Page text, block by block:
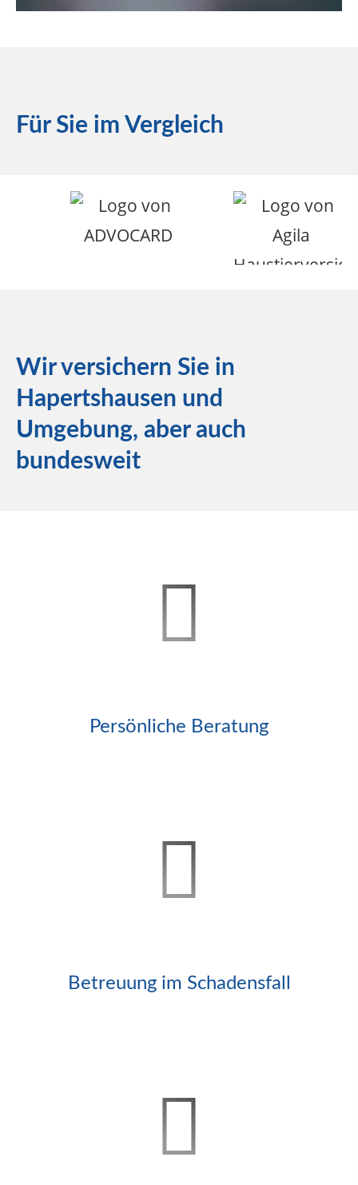
Für Sie im Vergleich
Wir versichern Sie in
Hapertshausen und
Umgebung, aber auch
bundesweit
Persönliche Beratung
Betreuung im Schadensfall